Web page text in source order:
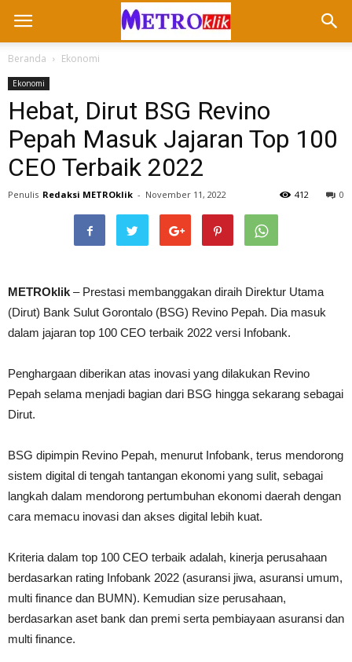
Beranda Ekonomi
Ekonomi
Hebat, Dirut BSG Revino
Pepah Masuk Jajaran Top 100
CEO Terbaik 2022
Penulis Redaksi METROklik - November 11, 2022 0
412
METROklik – Prestasi membanggakan diraih Direktur Utama
(Dirut) Bank Sulut Gorontalo (BSG) Revino Pepah. Dia masuk
dalam jajaran top 100 CEO terbaik 2022 versi Infobank.
Penghargaan diberikan atas inovasi yang dilakukan Revino
Pepah selama menjadi bagian dari BSG hingga sekarang sebagai
Dirut.
BSG dipimpin Revino Pepah, menurut Infobank, terus mendorong
sistem digital di tengah tantangan ekonomi yang sulit, sebagai
langkah dalam mendorong pertumbuhan ekonomi daerah dengan
cara memacu inovasi dan akses digital lebih kuat.
Kriteria dalam top 100 CEO terbaik adalah, kinerja perusahaan
berdasarkan rating Infobank 2022 (asuransi jiwa, asuransi umum,
multi finance dan BUMN). Kemudian size perusahaan,
berdasarkan aset bank dan premi serta pembiayaan asuransi dan
multi finance.